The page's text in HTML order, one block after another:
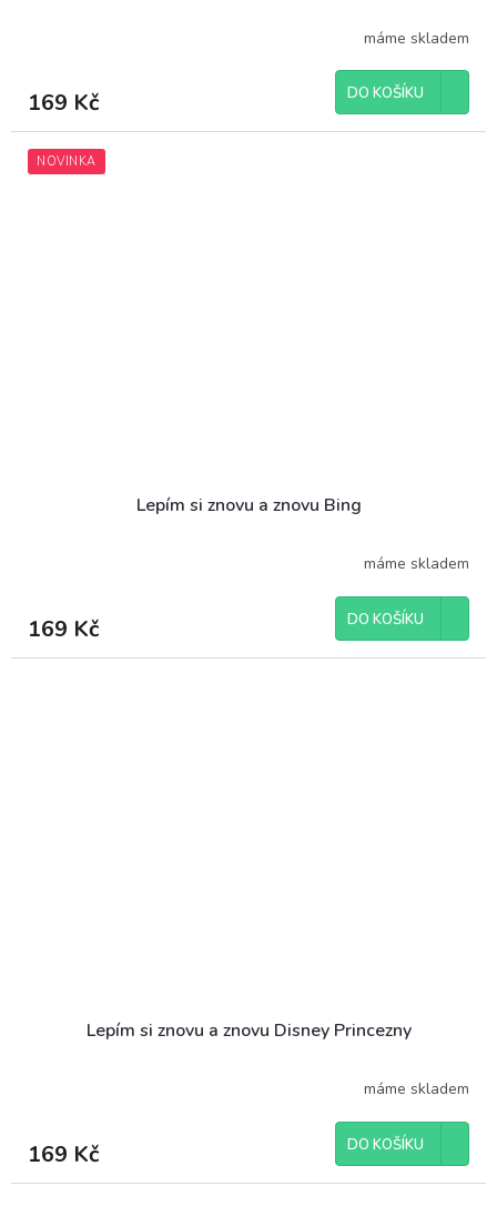
máme skladem
169 Kč DO KOŠÍKU
NOVINKA
Lepím si znovu a znovu Bing
máme skladem
169 Kč DO KOŠÍKU
Lepím si znovu a znovu Disney Princezny
máme skladem
169 Kč DO KOŠÍKU